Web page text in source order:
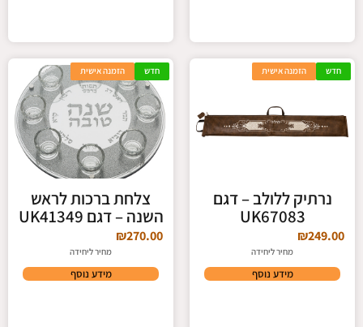
חדש הזמנה אישית
נרתיק ללולב – דגם
UK67083
₪249.00
מחיר ליחידה
מידע נוסף
חדש הזמנה אישית
צלחת ברכות לראש
השנה – דגם UK41349
₪270.00
מחיר ליחידה
מידע נוסף